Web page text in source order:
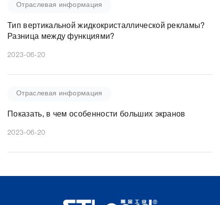
Отраслевая информация
Тип вертикальной жидкокристаллической рекламы?
Разница между функциями?
2023-06-20
Отраслевая информация
Показать, в чем особенности больших экранов
2023-06-20